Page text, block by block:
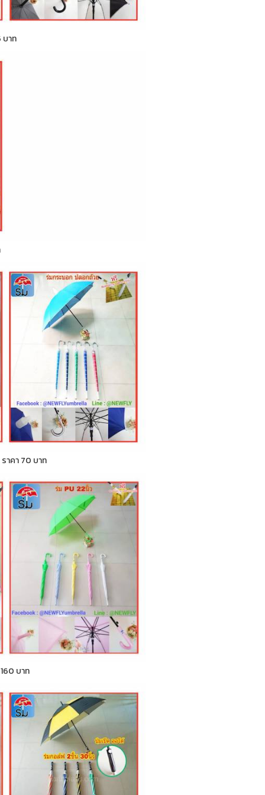
บาท
ราคา 70 บาท
บาท